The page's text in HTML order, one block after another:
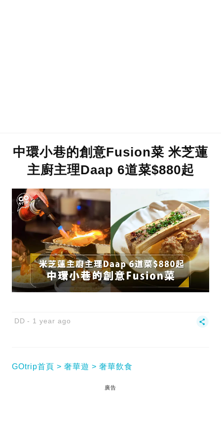
中環小巷的創意Fusion菜 米芝蓮
主廚主理Daap 6道菜$880起
DD 1 year ago
GOtrip首頁 奢華遊 奢華飲食
廣告